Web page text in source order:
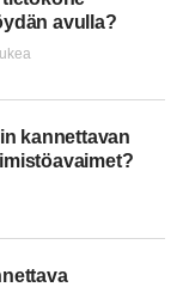
avulla?
kannettavan